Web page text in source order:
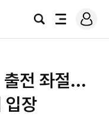
검
전
로
그
전 좌절...
입장